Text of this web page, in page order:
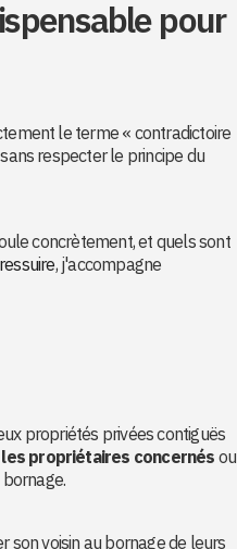
pour
le terme « contradictoire
respecter le principe du
concrètement, et quels sont
, j'accompagne
propriétés privées contiguës
propriétaires concernésou
voisin au bornage de leurs